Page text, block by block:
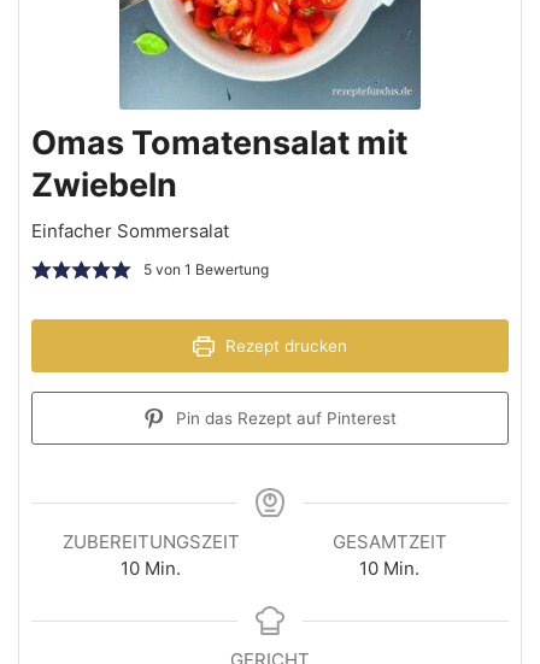
Omas Tomatensalat mit
Zwiebeln
Einfacher Sommersalat
5von 1 Bewertung
Rezept drucken
Pin das Rezept auf Pinterest
ZUBEREITUNGSZEIT
10 Min.
GESAMTZEIT
10 Min.